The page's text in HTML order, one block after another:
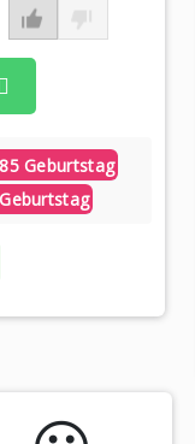
Geburtstag